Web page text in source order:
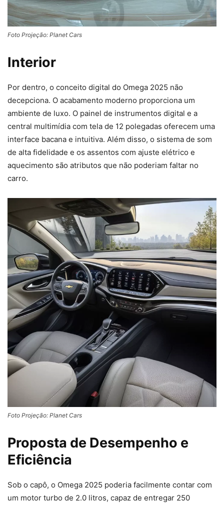
Foto Projeção: Planet Cars
Interior
Por dentro, o conceito digital do Omega 2025 não
decepciona. O acabamento moderno proporciona um
ambiente de luxo. O painel de instrumentos digital e a
central multimídia com tela de 12 polegadas oferecem uma
interface bacana e intuitiva. Além disso, o sistema de som
de alta fidelidade e os assentos com ajuste elétrico e
aquecimento são atributos que não poderiam faltar no
carro.
Foto Projeção: Planet Cars
Proposta de Desempenho e
Eficiência
Sob o capô, o Omega 2025 poderia facilmente contar com
um motor turbo de 2.0 litros, capaz de entregar 250